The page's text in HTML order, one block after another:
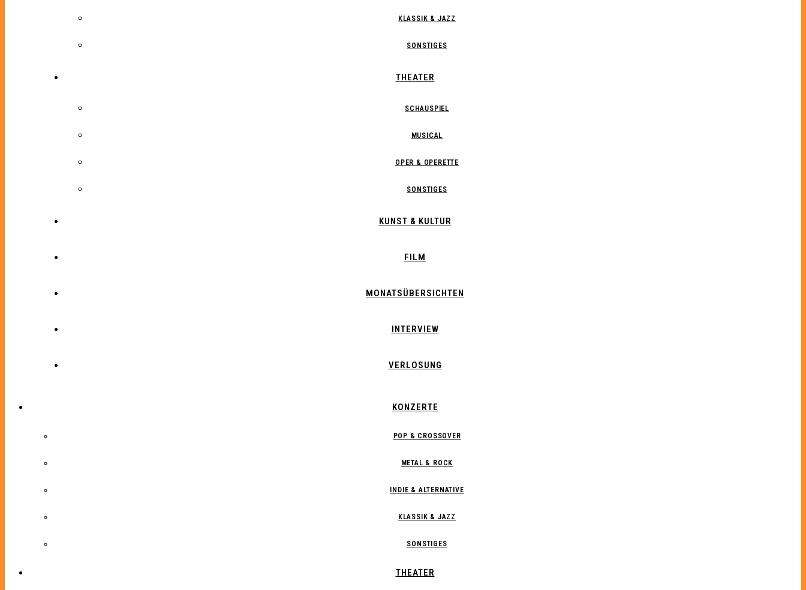
KLASSIK & JAZZ
SONSTIGES
THEATER
SCHAUSPIEL
MUSICAL
OPER & OPERETTE
SONSTIGES
KUNST & KULTUR
FILM
MONATSÜBERSICHTEN
INTERVIEW
VERLOSUNG
KONZERTE
POP & CROSSOVER
METAL & ROCK
INDIE & ALTERNATIVE
KLASSIK & JAZZ
SONSTIGES
THEATER